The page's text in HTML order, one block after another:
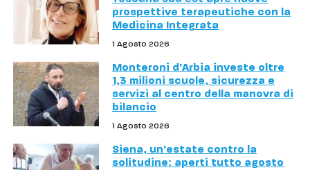
prospettive terapeutiche con la
Medicina Integrata
1 Agosto 2026
Monteroni d'Arbia investe oltre
1,3 milioni scuole, sicurezza e
servizi al centro della manovra di
bilancio
1 Agosto 2026
Siena, un'estate contro la
solitudine: aperti tutto agosto